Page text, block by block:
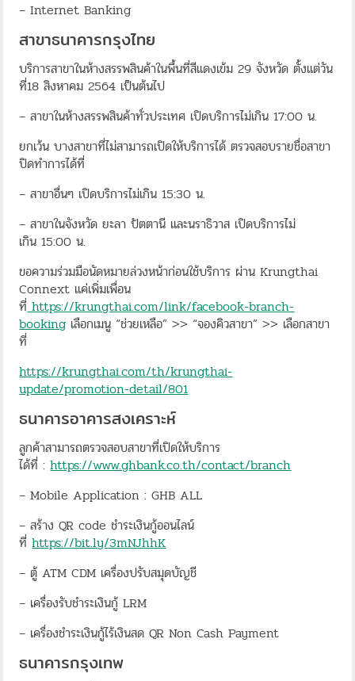
– Internet Banking
สาขาธนาคารกรุงไทย
บริการสาขาในห้างสรรพสินค้าในพื้นที่สีแดงเข้ม 29 จังหวัด ตั้งแต่วัน
ที่18 สิงหาคม 2564 เป็นต้นไป
– สาขาในห้างสรรพสินค้าทั่วประเทศ เปิดบริการไม่เกิน 17:00 น.
ยกเว้น บางสาขาที่ไม่สามารถเปิดให้บริการได้ ตรวจสอบรายชื่อสาขา
ปิดทำการได้ที่
– สาขาอื่นๆ เปิดบริการไม่เกิน 15:30 น.
– สาขาในจังหวัด ยะลา ปัตตานี และนราธิวาส เปิดบริการไม่
เกิน 15:00 น.
ขอความร่วมมือนัดหมายล่วงหน้าก่อนใช้บริการ ผ่าน Krungthai
Connext แค่เพิ่มเพื่อน
ที่https://krungthai.com/link/facebook-branch-
booking เลือกเมนู “ช่วยเหลือ” >> “จองคิวสาขา” >> เลือกสาขา
ที่
https://krungthai.com/th/krungthai-
update/promotion-detail/801
ธนาคารอาคารสงเคราะห์
ลูกค้าสามารถตรวจสอบสาขาที่เปิดให้บริการ
ได้ที่ :https://www.ghbank.co.th/contact/branch
– Mobile Application : GHB ALL
– สร้าง QR code ชำระเงินกู้ออนไลน์
ที่https://bit.ly/3mNJhhK
– ตู้ ATM CDM เครื่องปรับสมุดบัญชี
– เครื่องรับชำระเงินกู้ LRM
– เครื่องชำระเงินกู้ไร้เงินสด QR Non Cash Payment
ธนาคารกรุงเทพ